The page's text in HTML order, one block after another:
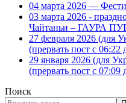
04 марта 2026 —
03 марта 2026 -
Чайтаньи – ГАУРА
27 февраля 2026 (для
(прервать пост с 06:22
29 января 2026 (для
(прервать пост с 07:09
Поиск